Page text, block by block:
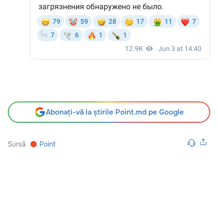
Abonați-vă la știrile Point.md pe Google
Sursă Point